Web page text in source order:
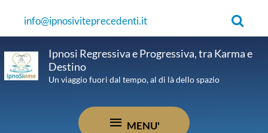
info@ipnosiviteprecedenti.it Cerca
Ipnosi Regressiva e Progressiva, tra Karma e
Destino
Un viaggio fuori dal tempo, al di là dello spazio
MENU'
MENU'